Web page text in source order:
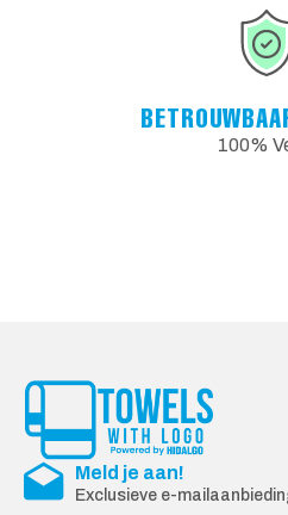
100%
Meld je aan!
Exclusieve e-